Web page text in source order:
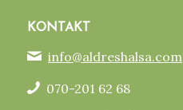
KONTAKT
info@aldreshalsa.com
070-201 62 68